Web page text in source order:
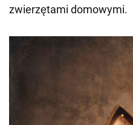
zwierzętami domowymi.